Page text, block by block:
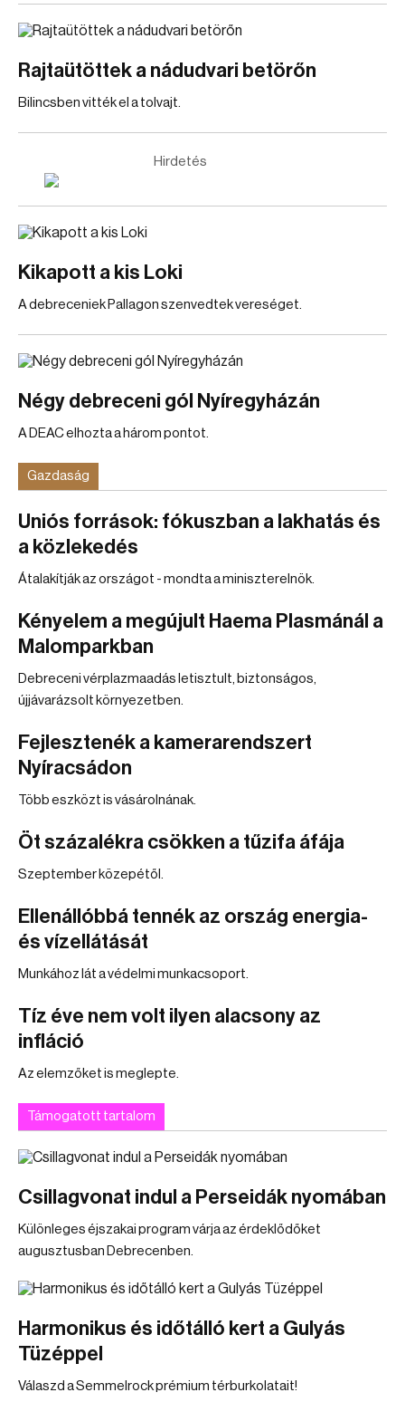
Rajtaütöttek a nádudvari betörőn
Bilincsben vitték el a tolvajt.
Hirdetés
Kikapott a kis Loki
A debreceniek Pallagon szenvedtek vereséget.
Négy debreceni gól Nyíregyházán
A DEAC elhozta a három pontot.
Gazdaság
Uniós források: fókuszban a lakhatás és
a közlekedés
Átalakítják az országot - mondta a miniszterelnök.
Kényelem a megújult Haema Plasmánál a
Malomparkban
Debreceni vérplazmaadás letisztult, biztonságos,
újjávarázsolt környezetben.
Fejlesztenék a kamerarendszert
Nyíracsádon
Több eszközt is vásárolnának.
Öt százalékra csökken a tűzifa áfája
Szeptember közepétől.
Ellenállóbbá tennék az ország energia-
és vízellátását
Munkához lát a védelmi munkacsoport.
Tíz éve nem volt ilyen alacsony az
infláció
Az elemzőket is meglepte.
Támogatott tartalom
Csillagvonat indul a Perseidák nyomában
Különleges éjszakai program várja az érdeklődőket
augusztusban Debrecenben.
Harmonikus és időtálló kert a Gulyás
Tüzéppel
Válaszd a Semmelrock prémium térburkolatait!